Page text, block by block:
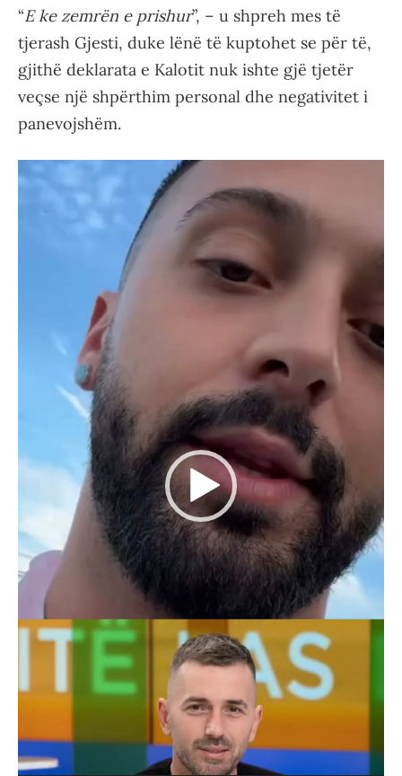
“E ke zemrën e prishur”, – u shpreh mes të
tjerash Gjesti, duke lënë të kuptohet se për të,
gjithë deklarata e Kalotit nuk ishte gjë tjetër
veçse një shpërthim personal dhe negativitet i
panevojshëm.
Video